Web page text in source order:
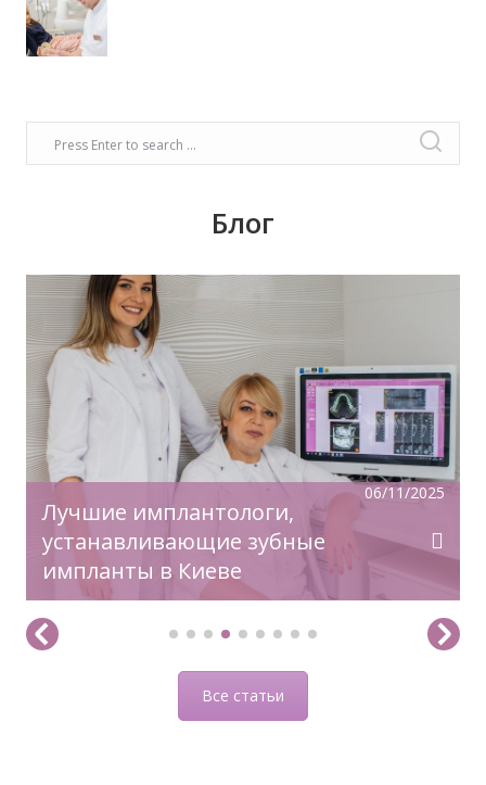
Блог
06/11/2025
Лучшие имплантологи,
устанавливающие зубные
импланты в Киеве
Время задуматься о волшебном платье,
прическе, макияже. Позаботьтесь о вашей
улыбке, которая придаст вашему образу
чувство комфорта и уверенности!
Все статьи